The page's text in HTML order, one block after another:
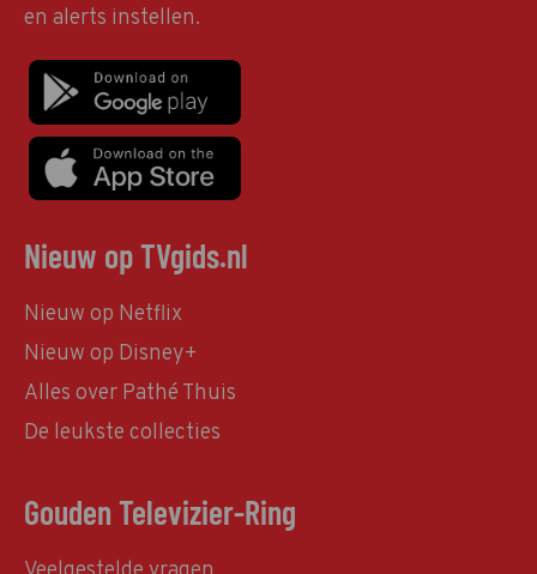
en alerts instellen.
Nieuw op TVgids.nl
Nieuw op Netflix
Nieuw op Disney+
Alles over Pathé Thuis
De leukste collecties
Gouden Televizier-Ring